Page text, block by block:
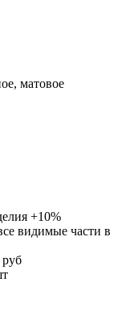
матовое
+10%
видимые части в